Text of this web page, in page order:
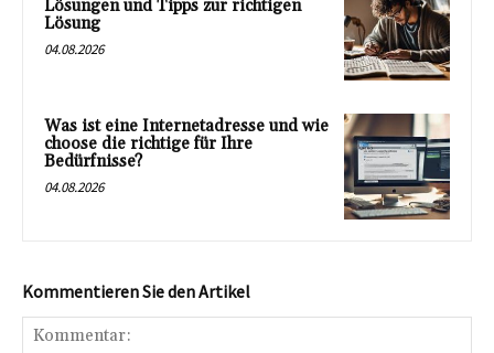
Lösungen und Tipps zur richtigen
Lösung
04.08.2026
Was ist eine Internetadresse und wie
choose die richtige für Ihre
Bedürfnisse?
04.08.2026
Kommentieren Sie den Artikel